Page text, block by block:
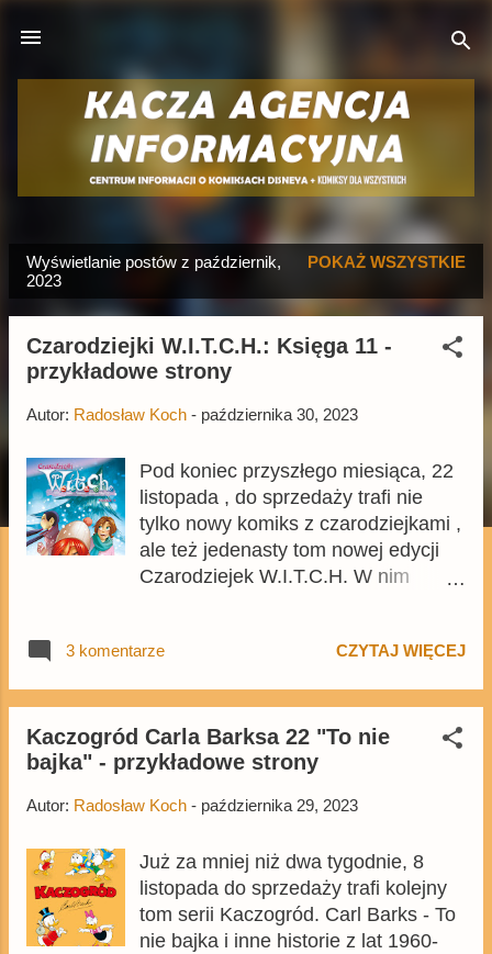
Wyświetlanie postów z październik,
2023
POKAŻ WSZYSTKIE
Czarodziejki W.I.T.C.H.: Księga 11 -
przykładowe strony
Autor: Radosław Koch - października 30, 2023
Pod koniec przyszłego miesiąca, 22
listopada , do sprzedaży trafi nie
tylko nowy komiks z czarodziejkami ,
ale też jedenasty tom nowej edycji
Czarodziejek W.I.T.C.H. W nim
podcykl całej serii. Będzie to tom
okładkowa wyniesie 109,99 zł. Dzięki
uprzejmości wydawnictwa już dziś
możemy zaprezentować
komiks możecie zamówić m.in.na
3 komentarze CZYTAJ WIĘCEJ
Kaczogród Carla Barksa 22 "To nie
bajka" - przykładowe strony
Autor: Radosław Koch - października 29, 2023
Już za mniej niż dwa tygodnie, 8
listopada do sprzedaży trafi kolejny
tom serii Kaczogród. Carl Barks - To
nie bajka i inne historie z lat 1960-